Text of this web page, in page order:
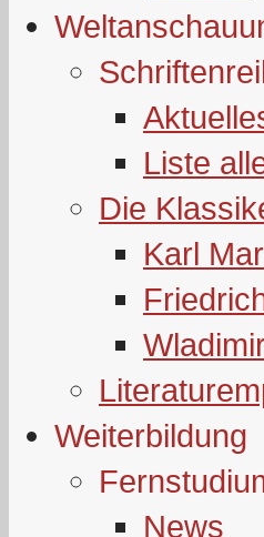
Liste
Die
Karl
Weiterbildung
News